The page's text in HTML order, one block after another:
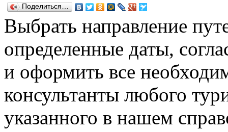
Поделиться…
Выбрать направление
определенные даты,
и оформить все
консультанты любого
указанного в нашем